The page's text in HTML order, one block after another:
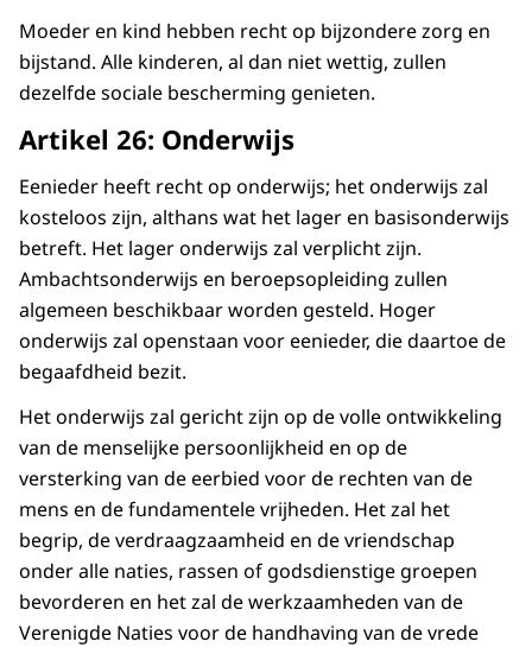
Moeder en kind hebben recht op bijzondere zorg en
bijstand. Alle kinderen, al dan niet wettig, zullen
dezelfde sociale bescherming genieten.
Artikel 26: Onderwijs
Eenieder heeft recht op onderwijs; het onderwijs zal
kosteloos zijn, althans wat het lager en basisonderwijs
betreft. Het lager onderwijs zal verplicht zijn.
Ambachtsonderwijs en beroepsopleiding zullen
algemeen beschikbaar worden gesteld. Hoger
onderwijs zal openstaan voor eenieder, die daartoe de
begaafdheid bezit.
Het onderwijs zal gericht zijn op de volle ontwikkeling
van de menselijke persoonlijkheid en op de
versterking van de eerbied voor de rechten van de
mens en de fundamentele vrijheden. Het zal het
begrip, de verdraagzaamheid en de vriendschap
onder alle naties, rassen of godsdienstige groepen
bevorderen en het zal de werkzaamheden van de
Verenigde Naties voor de handhaving van de vrede